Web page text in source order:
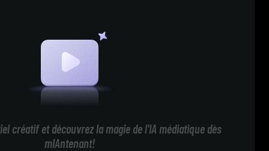
créatif et découvrez la magie de l'IA médiatique dès
mIAntenant!